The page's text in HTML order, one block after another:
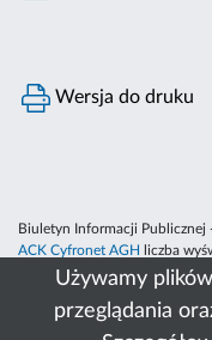
Używamy
przeglądania
Wersja do druku
Biuletyn Informacji
ACK Cyfronet AGH
liczba